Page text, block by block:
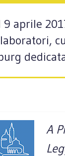
9 aprile
A